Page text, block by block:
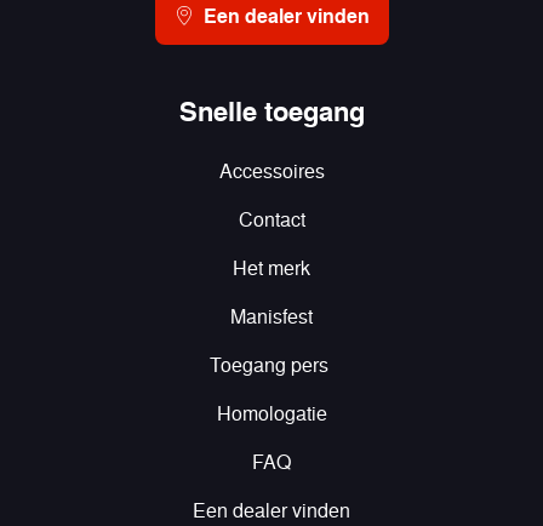
Een dealer vinden
Snelle toegang
Accessoires
Contact
Het merk
Manisfest
Toegang pers
Homologatie
FAQ
Een dealer vinden